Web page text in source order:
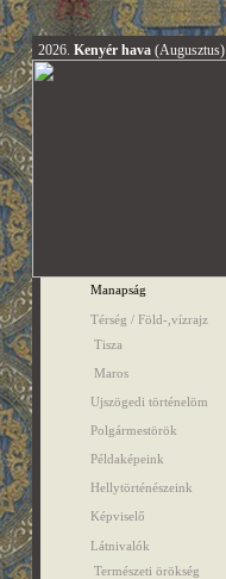
2026. Kenyér hava (Augusztus)
Manapság
Térség / Föld-,vízrajz
Tisza
Maros
Ujszögedi történelöm
Polgármestörök
Példaképeink
Hellytörténészeink
Képviselő
Látnivalók
Természeti örökség